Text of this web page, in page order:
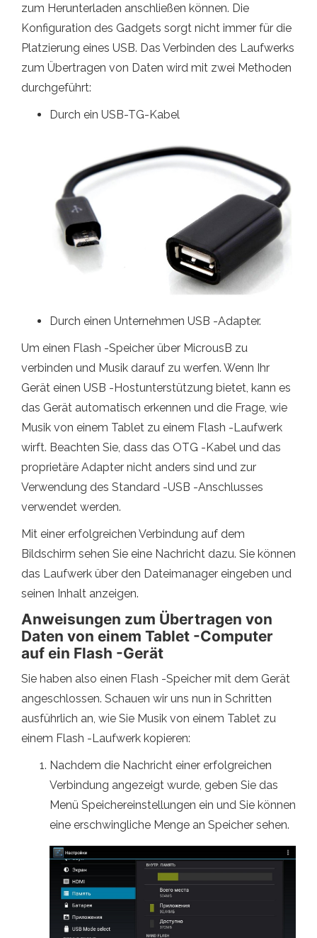
zum Herunterladen anschließen können. Die
Konfiguration des Gadgets sorgt nicht immer für die
Platzierung eines USB. Das Verbinden des Laufwerks
zum Übertragen von Daten wird mit zwei Methoden
durchgeführt:
Durch ein USB-TG-Kabel
Durch einen Unternehmen USB -Adapter.
Um einen Flash -Speicher über MicrousB zu
verbinden und Musik darauf zu werfen. Wenn Ihr
Gerät einen USB -Hostunterstützung bietet, kann es
das Gerät automatisch erkennen und die Frage, wie
Musik von einem Tablet zu einem Flash -Laufwerk
wirft. Beachten Sie, dass das OTG -Kabel und das
proprietäre Adapter nicht anders sind und zur
Verwendung des Standard -USB -Anschlusses
verwendet werden.
Mit einer erfolgreichen Verbindung auf dem
Bildschirm sehen Sie eine Nachricht dazu. Sie können
das Laufwerk über den Dateimanager eingeben und
seinen Inhalt anzeigen.
Anweisungen zum Übertragen von
Daten von einem Tablet -Computer
auf ein Flash -Gerät
Sie haben also einen Flash -Speicher mit dem Gerät
angeschlossen. Schauen wir uns nun in Schritten
ausführlich an, wie Sie Musik von einem Tablet zu
einem Flash -Laufwerk kopieren:
Nachdem die Nachricht einer erfolgreichen
Verbindung angezeigt wurde, geben Sie das
Menü Speichereinstellungen ein und Sie können
eine erschwingliche Menge an Speicher sehen.